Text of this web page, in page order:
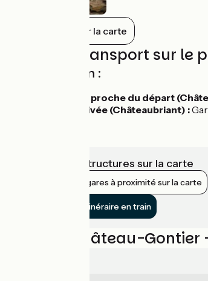
Tout afficher sur la carte
Trains et transport sur le
Accès en train :
Gare la plus proche du départ
Depuis l'arrivée (Châteaubriant) :
Voir les infrastructures sur la carte
Afficher les gares à proximité sur la carte
Rejoindre l’itinéraire en train
Avis sur Château-